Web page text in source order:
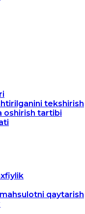
tekshirish
oshirish tartibi
qaytarish